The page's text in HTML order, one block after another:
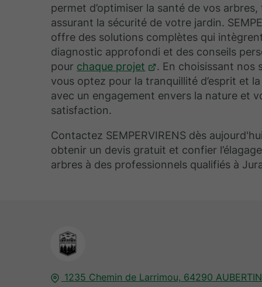
permet d’optimiser la santé de vos arbres,
assurant la sécurité de votre jardin.
offre des solutions complètes qui
diagnostic approfondi et des conseils
pour chaque projet
. En choisissant nos
vous optez pour la tranquillité d’esprit et
avec un engagement envers la nature et
satisfaction.
Contactez SEMPERVIRENS dès
obtenir un devis gratuit et confier
arbres à des professionnels qualifiés à
1235 Chemin de Larrimou, 64290 AUBERTIN